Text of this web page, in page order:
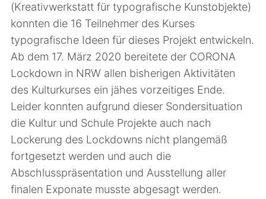
(Kreativwerkstatt für typografische Kunstobjekte)
konnten die 16 Teilnehmer des Kurses
typografische Ideen für dieses Projekt entwickeln.
Ab dem 17. März 2020 bereitete der CORONA
Lockdown in NRW allen bisherigen Aktivitäten
des Kulturkurses ein jähes vorzeitiges Ende.
Leider konnten aufgrund dieser Sondersituation
die Kultur und Schule Projekte auch nach
Lockerung des Lockdowns nicht plangemäß
fortgesetzt werden und auch die
Abschlusspräsentation und Ausstellung aller
finalen Exponate musste abgesagt werden.